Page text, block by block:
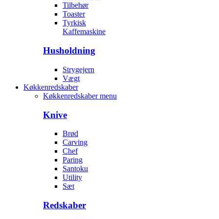
Tilbehør
Toaster
Tyrkisk
Kaffemaskine
Husholdning
Strygejern
Vægt
Køkkenredskaber
Køkkenredskaber menu
Knive
Brød
Carving
Chef
Paring
Santoku
Utility
Sæt
Redskaber